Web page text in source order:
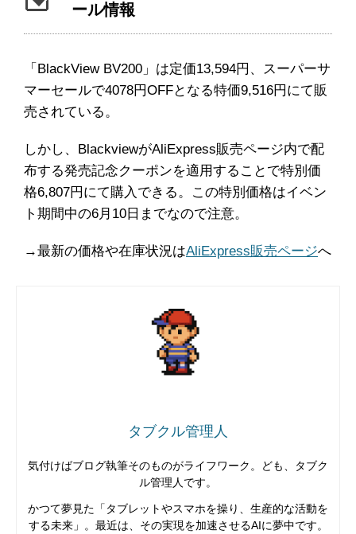
ール情報
「BlackView BV200」は定価13,594円、スーパーサ
マーセールで4078円OFFとなる特価9,516円にて販
売されている。
しかし、BlackviewがAliExpress販売ページ内で配
布する発売記念クーポンを適用することで特別価
格6,807円にて購入できる。この特別価格はイベン
ト期間中の6月10日までなので注意。
→最新の価格や在庫状況はAliExpress販売ページへ
タブクル管理人
気付けばブログ執筆そのものがライフワーク。ども、タブク
ル管理人です。
かつて夢見た「タブレットやスマホを操り、生産的な活動を
する未来」。最近は、その実現を加速させるAIに夢中です。